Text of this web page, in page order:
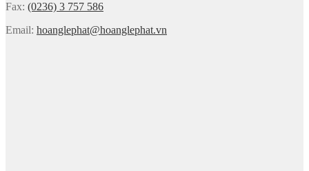
Fax: (0236) 3 757 586
Email: hoanglephat@hoanglephat.vn